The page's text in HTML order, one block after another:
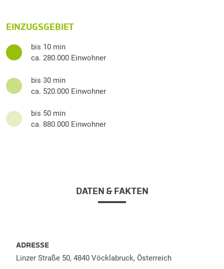
EINZUGSGEBIET
bis 10 min
ca. 280.000 Einwohner
bis 30 min
ca. 520.000 Einwohner
bis 50 min
ca. 880.000 Einwohner
DATEN & FAKTEN
ADRESSE
Linzer Straße 50, 4840 Vöcklabruck, Österreich